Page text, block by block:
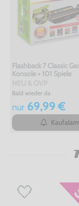
Flashback 7 Classic
Konsole + 101 Spiele
Bald wieder da
nur69,99 €